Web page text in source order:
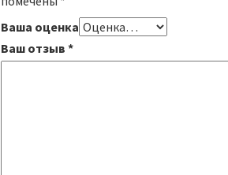
Ваша оценка
Ваш отзыв *